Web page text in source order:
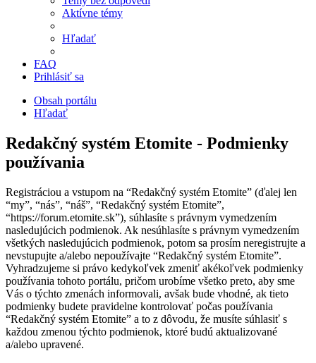
Aktívne témy
Hľadať
FAQ
Prihlásiť sa
Obsah portálu
Hľadať
Redakčný systém Etomite - Podmienky
používania
Registráciou a vstupom na “Redakčný systém Etomite” (ďalej len
“my”, “nás”, “náš”, “Redakčný systém Etomite”,
“https://forum.etomite.sk”), súhlasíte s právnym vymedzením
nasledujúcich podmienok. Ak nesúhlasíte s právnym vymedzením
všetkých nasledujúcich podmienok, potom sa prosím neregistrujte a
nevstupujte a/alebo nepoužívajte “Redakčný systém Etomite”.
Vyhradzujeme si právo kedykoľvek zmeniť akékoľvek podmienky
používania tohoto portálu, pričom urobíme všetko preto, aby sme
Vás o týchto zmenách informovali, avšak bude vhodné, ak tieto
podmienky budete pravidelne kontrolovať počas používania
“Redakčný systém Etomite” a to z dôvodu, že musíte súhlasiť s
každou zmenou týchto podmienok, ktoré budú aktualizované
a/alebo upravené.